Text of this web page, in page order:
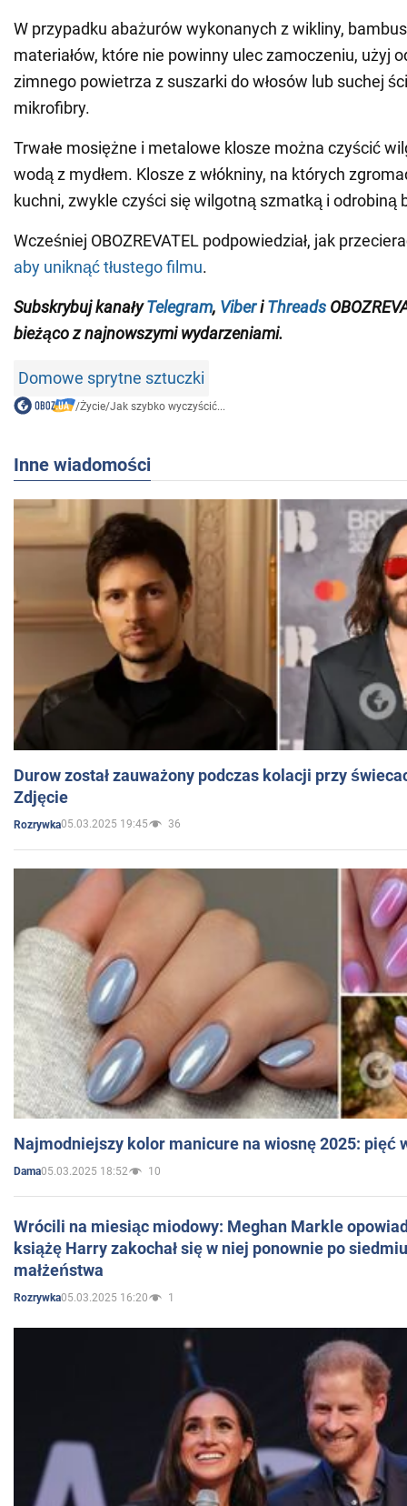
W przypadku abażurów wykonanych z wikliny,
materiałów, które nie powinny ulec zamoczeniu, użyj
zimnego powietrza z suszarki do włosów lub suchej
mikrofibry.
Trwałe mosiężne i metalowe klosze można czyścić
wodą z mydłem. Klosze z włókniny, na których
kuchni, zwykle czyści się wilgotną szmatką i odrobiną
Wcześniej OBOZREVATEL podpowiedział, jak
aby uniknąć tłustego filmu.
Subskrybuj kanałyTelegram, ViberiThreads
bieżąco z najnowszymi wydarzeniami.
Domowe sprytne sztuczki
/Życie/Jak szybko wyczyścić...
Inne wiadomości
Durow został zauważony podczas kolacji przy
Zdjęcie
Rozrywka05.03.2025 19:45 36
Najmodniejszy kolor manicure na wiosnę 2025: pięć
Dama05.03.2025 18:52 10
Wrócili na miesiąc miodowy: Meghan Markle
książę Harry zakochał się w niej ponownie po
małżeństwa
Rozrywka05.03.2025 16:20 1